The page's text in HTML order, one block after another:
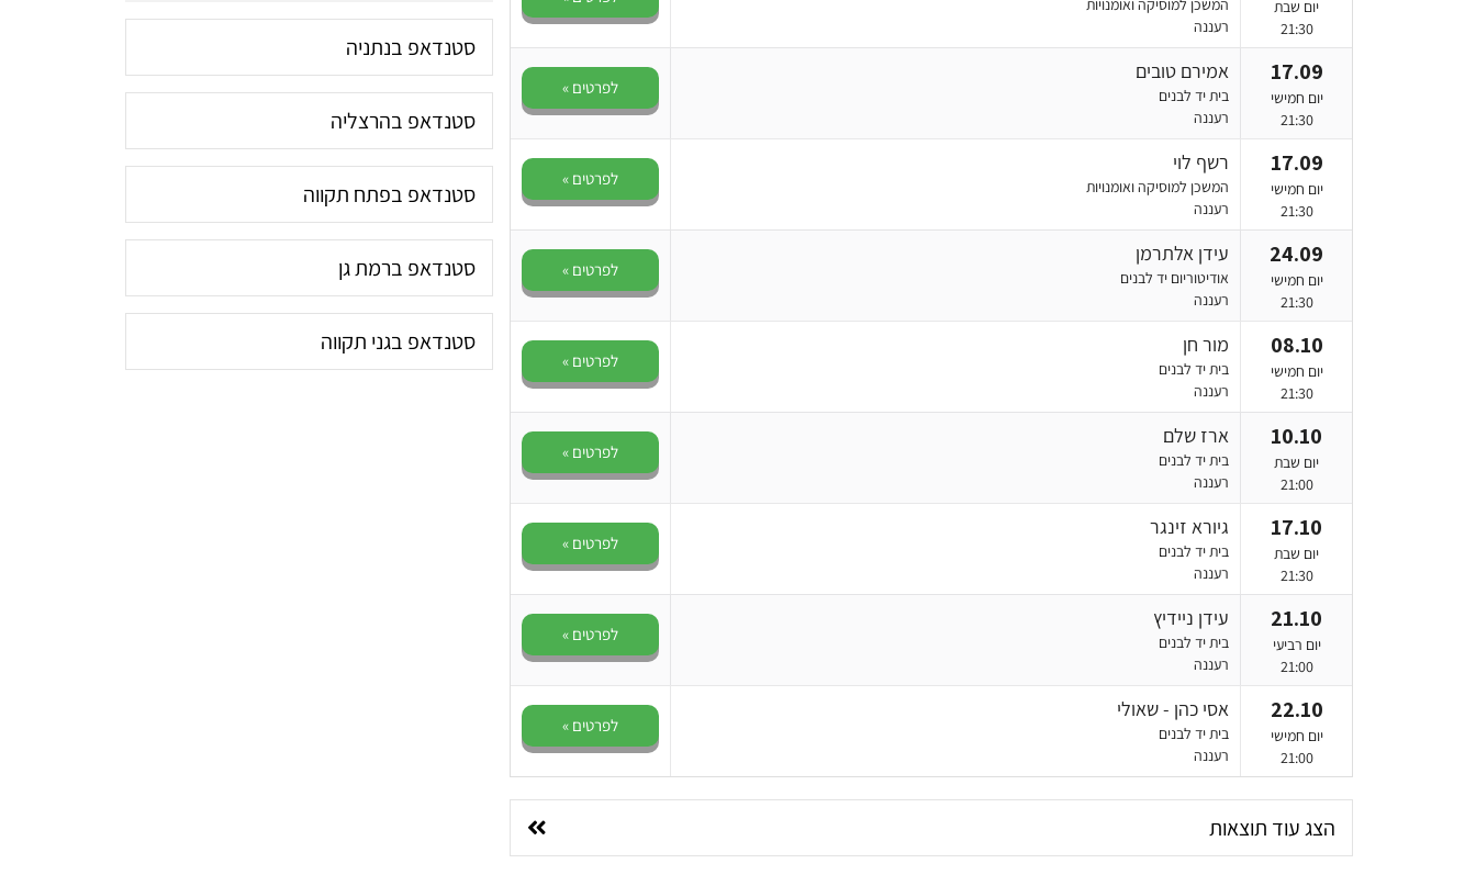
יום שבת
21:30
המשכן למוסיקה ואומנויות
רעננה
17.09
יום חמישי
21:30
אמירם טובים
בית יד לבנים
רעננה
לפרטים »
17.09
יום חמישי
21:30
רשף לוי
המשכן למוסיקה ואומנויות
רעננה
לפרטים »
24.09
יום חמישי
21:30
עידן אלתרמן
אודיטוריום יד לבנים
רעננה
לפרטים »
08.10
יום חמישי
21:30
מור חן
בית יד לבנים
רעננה
לפרטים »
10.10
יום שבת
21:00
ארז שלם
בית יד לבנים
רעננה
לפרטים »
17.10
יום שבת
21:30
גיורא זינגר
בית יד לבנים
רעננה
לפרטים »
21.10
יום רביעי
21:00
עידן ניידיץ
בית יד לבנים
רעננה
לפרטים »
22.10
יום חמישי
21:00
אסי כהן - שאולי
בית יד לבנים
רעננה
לפרטים »
הצג עוד תוצאות
סטנדאפ בנתניה
סטנדאפ בהרצליה
סטנדאפ בפתח תקווה
סטנדאפ ברמת גן
סטנדאפ בגני תקווה